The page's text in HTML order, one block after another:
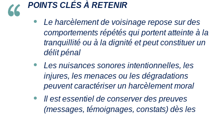
POINTS CLÉS À RETENIR
Le harcèlement de voisinage repose sur des
comportements répétés qui portent atteinte à la
tranquillité ou à la dignité et peut constituer un
délit pénal
Les nuisances sonores intentionnelles, les
injures, les menaces ou les dégradations
peuvent caractériser un harcèlement moral
Il est essentiel de conserver des preuves
(messages, témoignages, constats) dès les